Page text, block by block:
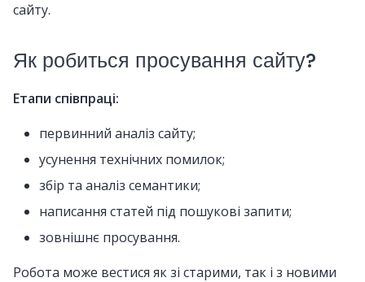
сайту.
Як робиться просування сайту?
Етапи співпраці:
первинний аналіз сайту;
усунення технічних помилок;
збір та аналіз семантики;
написання статей під пошукові запити;
зовнішнє просування.
Робота може вестися як зі старими, так і з новими